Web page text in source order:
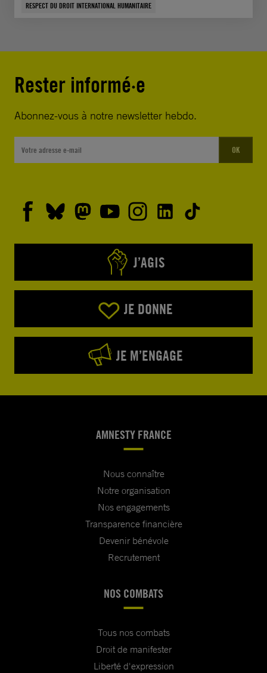
RESPECT DU DROIT INTERNATIONAL HUMANITAIRE
Rester informé·e
Abonnez-vous à notre newsletter hebdo.
OK
J’AGIS
JE DONNE
JE M’ENGAGE
AMNESTY FRANCE
Nous connaître
Notre organisation
Nos engagements
Transparence financière
Devenir bénévole
Recrutement
NOS COMBATS
Tous nos combats
Droit de manifester
Liberté d'expression